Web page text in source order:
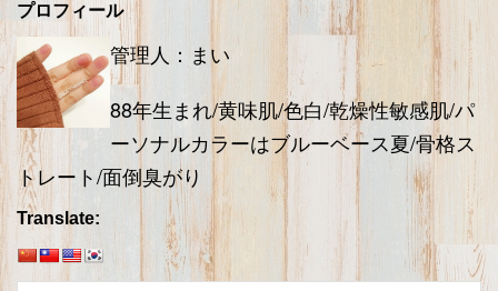
プロフィール
管理人：まい
88年生まれ/黄味肌/色白/乾燥性敏感肌/パ
ーソナルカラーはブルーベース夏/骨格ス
トレート/面倒臭がり
Translate: